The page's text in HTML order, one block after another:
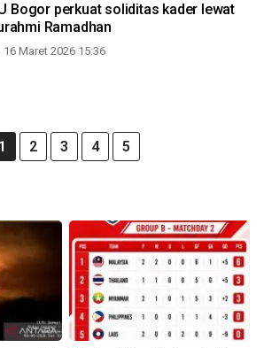
Bogor perkuat soliditas kader lewat
Ramadhan
16 Maret 2026 15:36
1 2 3 4 5